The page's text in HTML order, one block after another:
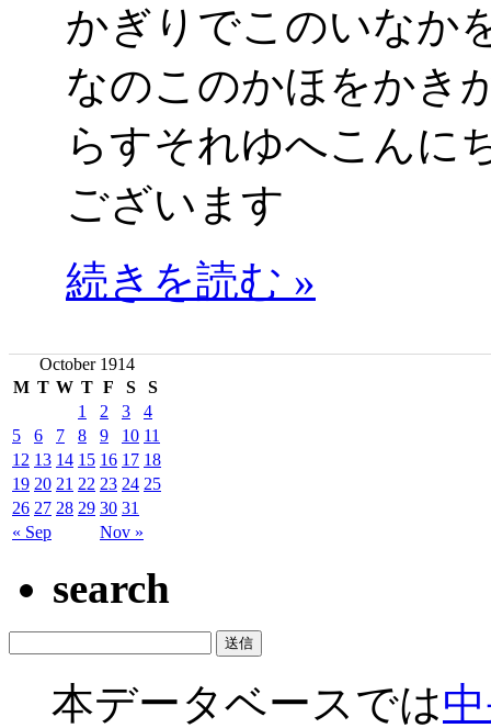
かぎりでこのいなか
なのこのかほをかき
らすそれゆへこんに
ございます
続きを読む »
October 1914
M T W T F S S
« Sep Nov »
1 2 3
4
5
6 7 8 9 10 11
12 13 14 15 16 17 18
19 20 21 22 23 24 25
26 27 28 29 30 31
search
本データベースでは